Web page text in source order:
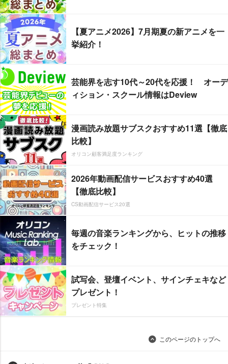
【夏アニメ2026】7月期夏の新アニメを一
挙紹介！
芸能界を志す10代～20代を応援！ オーデ
ィション・スクール情報はDeview
漫画読み放題サブスクおすすめ11選【徹底
比較】
オリコン顧客満足度ランキング
2026年動画配信サービスおすすめ40選
【徹底比較】
CS動画配信サービス20選
毎週の音楽ランキングから、ヒットの推移
をチェック！
試写会、登壇イベント、サインチェキなど
プレゼント！
プレゼント特集
このページのトップへ